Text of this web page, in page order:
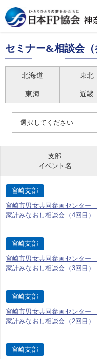
セミナー&相談会（
北海道 東北
東海 近畿
選択してください
支部
イベント名
宮崎支部
宮崎市男女共同参画センター
家計みなおし相談会（4回目）
宮崎支部
宮崎市男女共同参画センター
家計みなおし相談会（3回目）
宮崎支部
宮崎市男女共同参画センター
家計みなおし相談会（2回目）
宮崎支部